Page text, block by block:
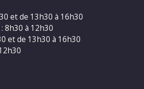
et de 13h30 à 16h30
8h30 à 12h30
et de 13h30 à 16h30